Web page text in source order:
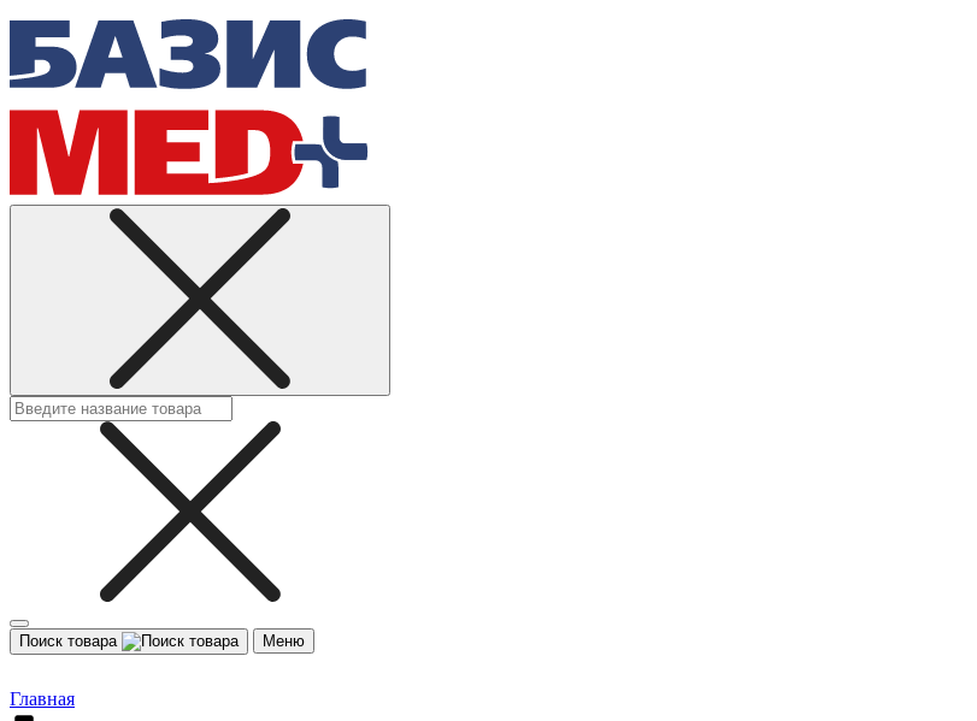
Поиск товара Меню
Главная